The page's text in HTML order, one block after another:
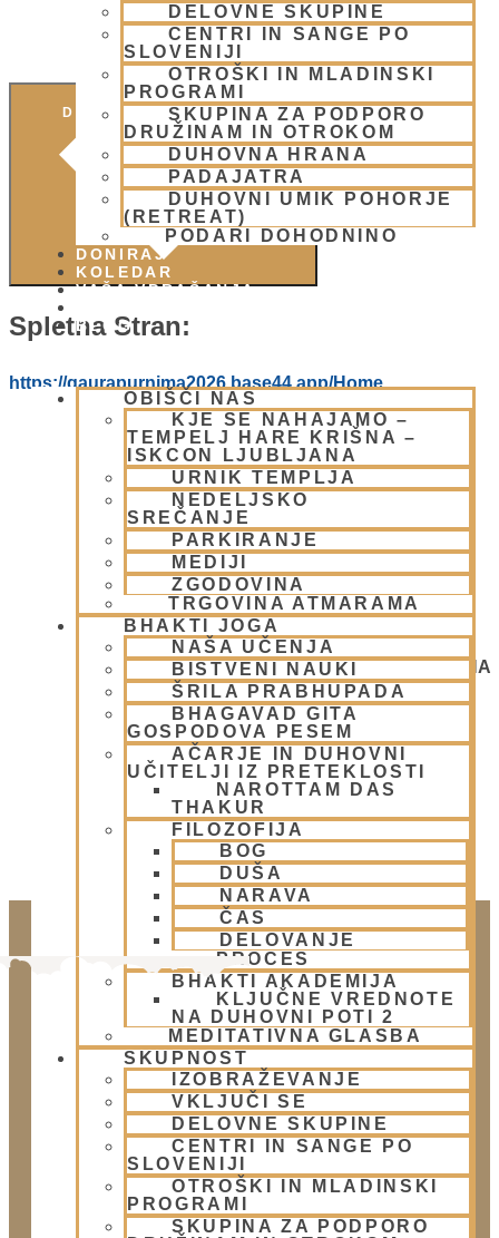
DELOVNE SKUPINE
CENTRI IN SANGE PO
SLOVENIJI
OTROŠKI IN MLADINSKI
PROGRAMI
SKUPINA ZA PODPORO
DRUŽINAM IN OTROKOM
DUHOVNA HRANA
PADAJATRA
DUHOVNI UMIK POHORJE
(RETREAT)
PODARI DOHODNINO
DONIRAJ
KOLEDAR
VAŠA VPRAŠANJA
BLOG
OBIŠČI NAS
KJE SE NAHAJAMO –
TEMPELJ HARE KRIŠNA –
ISKCON LJUBLJANA
URNIK TEMPLJA
NEDELJSKO
SREČANJE
PARKIRANJE
MEDIJI
ZGODOVINA
TRGOVINA ATMARAMA
BHAKTI JOGA
NAŠA UČENJA
BISTVENI NAUKI
ŠRILA PRABHUPADA
BHAGAVAD GITA
GOSPODOVA PESEM
AČARJE IN DUHOVNI
UČITELJI IZ PRETEKLOSTI
NAROTTAM DAS
THAKUR
FILOZOFIJA
BOG
DUŠA
NARAVA
ČAS
DELOVANJE
PROCES
BHAKTI AKADEMIJA
KLJUČNE VREDNOTE
NA DUHOVNI POTI 2
MEDITATIVNA GLASBA
SKUPNOST
IZOBRAŽEVANJE
VKLJUČI SE
DELOVNE SKUPINE
CENTRI IN SANGE PO
SLOVENIJI
OTROŠKI IN MLADINSKI
PROGRAMI
SKUPINA ZA PODPORO
DODAJ V KOLEDAR
Spletna Stran:
https://gaurapurnima2026.base44.app/Home
NEDELJSKO SREČANJE - CENTER HARE KRIŠNA
LJUBLJANA
Gaura Purnima festival 2026
Klikni gumb spodaj.
Doniraj